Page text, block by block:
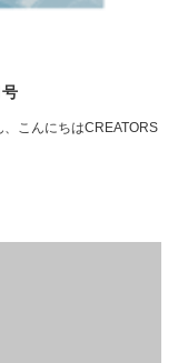
こんにちはCREATORS